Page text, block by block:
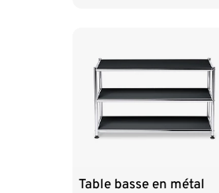
Table basse en métal